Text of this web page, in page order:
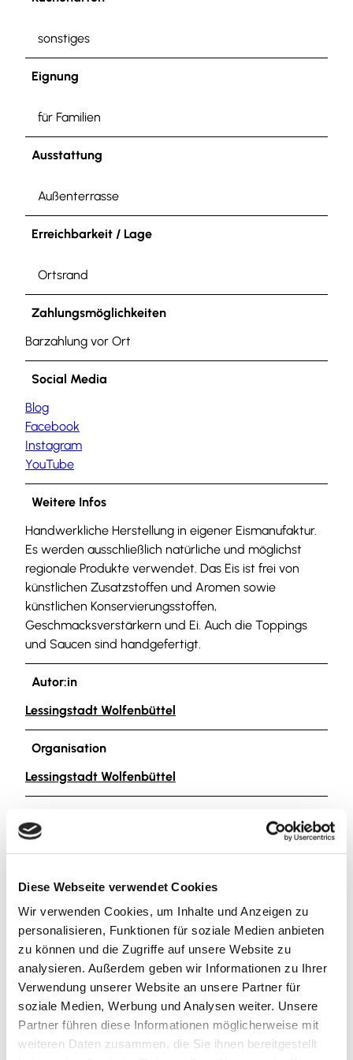
Diese Webseite verwendet Cookies
Wir verwenden Cookies, um Inhalte und Anzeigen zu
personalisieren, Funktionen für soziale Medien anbieten
zu können und die Zugriffe auf unsere Website zu
analysieren. Außerdem geben wir Informationen zu Ihrer
Verwendung unserer Website an unsere Partner für
soziale Medien, Werbung und Analysen weiter. Unsere
Partner führen diese Informationen möglicherweise mit
weiteren Daten zusammen, die Sie ihnen bereitgestellt
sonstiges
Eignung
für Familien
Ausstattung
Außenterrasse
Erreichbarkeit / Lage
Ortsrand
Zahlungsmöglichkeiten
Barzahlung vor Ort
Social Media
Blog
Facebook
Instagram
YouTube
Weitere Infos
Handwerkliche Herstellung in eigener Eismanufaktur.
Es werden ausschließlich natürliche und möglichst
regionale Produkte verwendet. Das Eis ist frei von
künstlichen Zusatzstoffen und Aromen sowie
künstlichen Konservierungsstoffen,
Geschmacksverstärkern und Ei. Auch die Toppings
und Saucen sind handgefertigt.
Autor:in
Lessingstadt Wolfenbüttel
Organisation
Lessingstadt Wolfenbüttel
Lessingstadt Wolfenbüttel
In der Nähe Auf der Karte anschauen
Veranstaltung